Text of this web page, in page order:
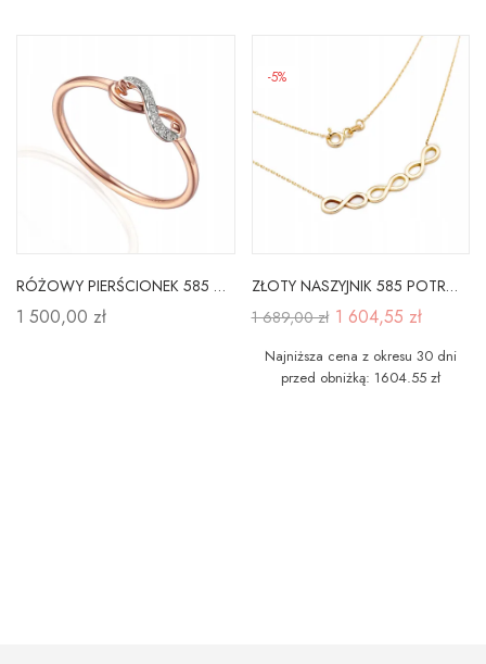
RÓŻOWY PIERŚCIONEK 585 NIESKOŃCZONOŚĆ DIAMENTY
1 500,00 zł
-5%
ZŁOTY NASZYJNIK 585 POTRÓJNA NIESKOŃCZONOŚĆ
1 689,00 zł 1 604,55 zł
Najniższa cena z okresu 30 dni
przed obniżką: 1604.55 zł